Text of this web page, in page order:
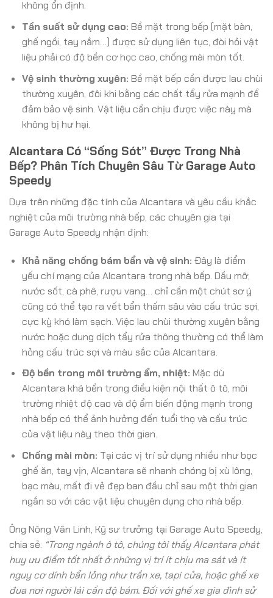
không ổn định.
Tần suất sử dụng cao: Bề mặt trong bếp (mặt bàn,
ghế ngồi, tay nắm…) được sử dụng liên tục, đòi hỏi vật
liệu phải có độ bền cơ học cao, chống mài mòn tốt.
Vệ sinh thường xuyên: Bề mặt bếp cần được lau chùi
thường xuyên, đôi khi bằng các chất tẩy rửa mạnh để
đảm bảo vệ sinh. Vật liệu cần chịu được việc này mà
không bị hư hại.
Alcantara Có “Sống Sót” Được Trong Nhà
Bếp? Phân Tích Chuyên Sâu Từ Garage Auto
Speedy
Dựa trên những đặc tính của Alcantara và yêu cầu khắc
nghiệt của môi trường nhà bếp, các chuyên gia tại
Garage Auto Speedy nhận định:
Khả năng chống bám bẩn và vệ sinh: Đây là điểm
yếu chí mạng của Alcantara trong nhà bếp. Dầu mỡ,
nước sốt, cà phê, rượu vang… chỉ cần một chút sơ ý
cũng có thể tạo ra vết bẩn thấm sâu vào cấu trúc sợi,
cực kỳ khó làm sạch. Việc lau chùi thường xuyên bằng
nước hoặc dung dịch tẩy rửa thông thường có thể làm
hỏng cấu trúc sợi và màu sắc của Alcantara.
Độ bền trong môi trường ẩm, nhiệt: Mặc dù
Alcantara khá bền trong điều kiện nội thất ô tô, môi
trường nhiệt độ cao và độ ẩm biến động mạnh trong
nhà bếp có thể ảnh hưởng đến tuổi thọ và cấu trúc
của vật liệu này theo thời gian.
Chống mài mòn: Tại các vị trí sử dụng nhiều như bọc
ghế ăn, tay vịn, Alcantara sẽ nhanh chóng bị xù lông,
bạc màu, mất đi vẻ đẹp ban đầu chỉ sau một thời gian
ngắn so với các vật liệu chuyên dụng cho nhà bếp.
Ông Nông Văn Linh, Kỹ sư trưởng tại Garage Auto Speedy,
chia sẻ: “Trong ngành ô tô, chúng tôi thấy Alcantara phát
huy ưu điểm tốt nhất ở những vị trí ít chịu ma sát và ít
nguy cơ dính bẩn lỏng như trần xe, tapi cửa, hoặc ghế xe
đua nơi người lái cần độ bám. Đối với ghế xe gia đình sử